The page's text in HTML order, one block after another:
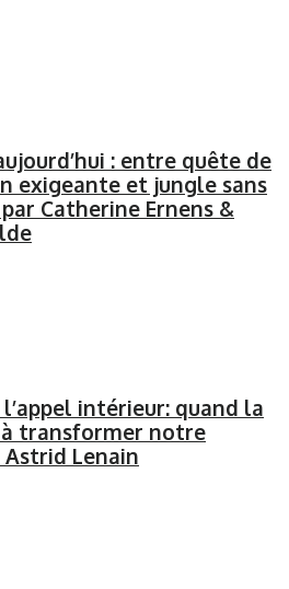
: entre quête de
exigeante et jungle sans
Catherine Ernens &
intérieur: quand la
transformer notre
Lenain